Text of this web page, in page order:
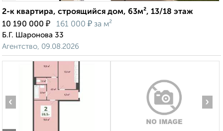
2-к квартира, строящийся дом, 63м², 13/18 этаж
10 190 000 ₽ 161 000 ₽ за м²
Б.Г. Шаронова 33
Агентство, 09.08.2026
‹ ›